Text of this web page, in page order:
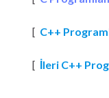
[ C++
[ İleri C++